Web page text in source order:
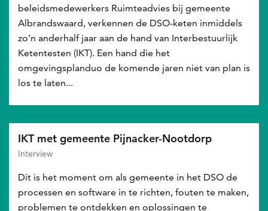
beleidsmedewerkers Ruimteadvies bij gemeente
Albrandswaard, verkennen de DSO-keten inmiddels
zo’n anderhalf jaar aan de hand van Interbestuurlijk
Ketentesten (IKT). Een hand die het
omgevingsplanduo de komende jaren niet van plan is
los te laten...
IKT met gemeente Pijnacker-Nootdorp
Interview
Dit is het moment om als gemeente in het DSO de
processen en software in te richten, fouten te maken,
problemen te ontdekken en oplossingen te